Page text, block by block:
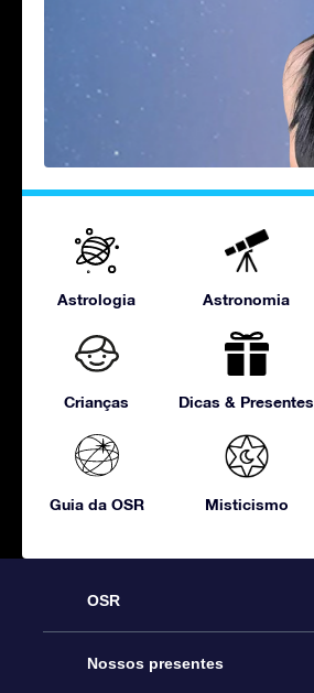
Astrologia Astronomia
Crianças Dicas & Presentes
Guia da OSR Misticismo
OSR
Serviço
Nossos presentes